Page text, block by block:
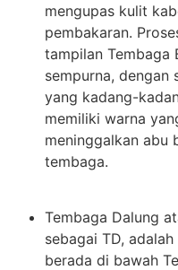
mengupas kulit
pembakaran.
tampilan Tembaga
sempurna, dengan
yang kadang-
memiliki warna
meninggalkan abu
tembaga.
Tembaga Dalung
sebagai TD,
berada di bawah